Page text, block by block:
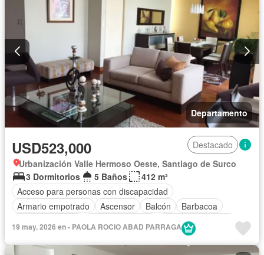
Departamento
USD523,000
Destacado
Urbanización Valle Hermoso Oeste, Santiago de Surco
3 Dormitorios
5 Baños
412 m²
Acceso para personas con discapacidad
Armario empotrado
Ascensor Balcón
Barbacoa
Cuarto de servicio
Cochera
Seguridad
Terraza
Sin amoblar
19 may. 2026 en - PAOLA ROCIO ABAD PARRAGA